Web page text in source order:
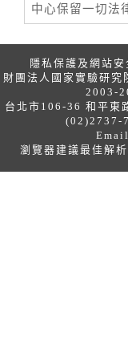
中心保留一切法
隱私保護及網站安
財團法人國家實驗研究
2003-
台北市106-36 和平東
(02)2737-
瀏覽器建議最佳解